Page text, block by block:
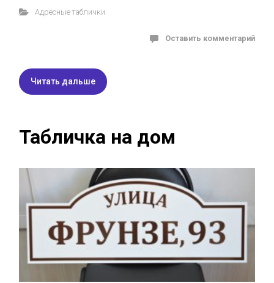
Адресные таблички
Оставить комментарий
Читать дальше
Табличка на дом